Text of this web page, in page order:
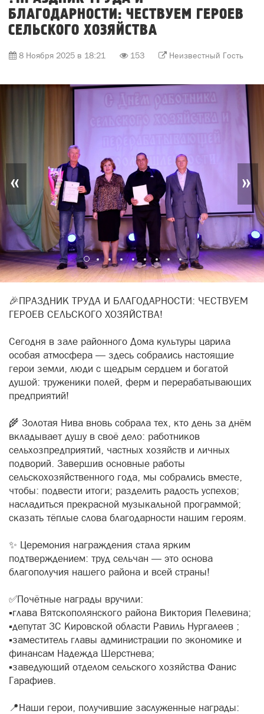
БЛАГОДАРНОСТИ: ЧЕСТВУЕМ ГЕРОЕВ
СЕЛЬСКОГО ХОЗЯЙСТВА
8 Ноября 2025 в 18:21 153 Неизвестный Гость
« »
🎉ПРАЗДНИК ТРУДА И БЛАГОДАРНОСТИ: ЧЕСТВУЕМ
ГЕРОЕВ СЕЛЬСКОГО ХОЗЯЙСТВА!
Сегодня в зале районного Дома культуры царила
особая атмосфера — здесь собрались настоящие
герои земли, люди с щедрым сердцем и богатой
душой: труженики полей, ферм и перерабатывающих
предприятий!
🌾 Золотая Нива вновь собрала тех, кто день за днём
вкладывает душу в своё дело: работников
сельхозпредприятий, частных хозяйств и личных
подворий. Завершив основные работы
сельскохозяйственного года, мы собрались вместе,
чтобы: подвести итоги; разделить радость успехов;
насладиться прекрасной музыкальной программой;
сказать тёплые слова благодарности нашим героям.
✨ Церемония награждения стала ярким
подтверждением: труд сельчан — это основа
благополучия нашего района и всей страны!
✅Почётные награды вручили:
▪️глава Вятскополянского района Виктория Пелевина;
▪️депутат ЗС Кировской области Равиль Нургалеев ;
▪️заместитель главы администрации по экономике и
финансам Надежда Шерстнева;
▪️заведующий отделом сельского хозяйства Фанис
Гарафиев.
📍Наши герои, получившие заслуженные награды: